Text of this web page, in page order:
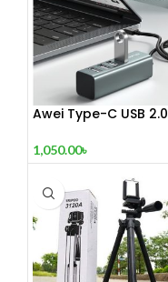
Awei Type-C USB 2.0
1,050.00৳